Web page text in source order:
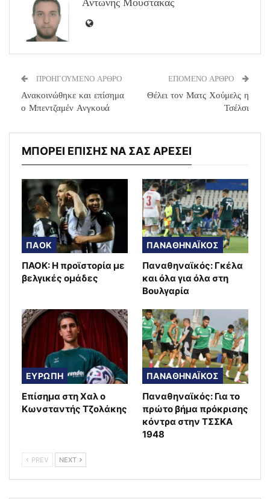
ΠΡΟΗΓΟΥΜΕΝΟ ΑΡΘΡΟ
Ανακοινώθηκε και επίσημα
ο Μπεντζαμέν Ανγκουά
ΕΠΟΜΕΝΟ ΑΡΘΡΟ
Θέλει τον Ματς Χούμελς η
Τσέλσι
ΜΠΟΡΕΙ ΕΠΙΣΗΣ ΝΑ ΣΑΣ ΑΡΕΣΕΙ
ΠΑΟΚ
ΠΑΟΚ: Η προϊστορία με
βελγικές ομάδες
ΠΑΝΑΘΗΝΑΪΚΟΣ
Παναθηναϊκός: Γκέλα
και όλα για όλα στη
Βουλγαρία
ΕΥΡΩΠΗ
Επίσημα στη Χαλ ο
Κωνσταντής Τζολάκης
ΠΑΝΑΘΗΝΑΪΚΟΣ
Παναθηναϊκός: Για το
πρώτο βήμα πρόκρισης
κόντρα στην ΤΣΣΚΑ
1948
PREV NEXT